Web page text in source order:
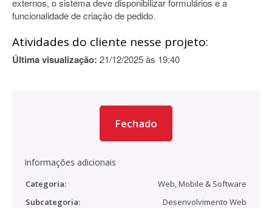
externos, o sistema deve disponibilizar formulários e a
funcionalidade de criação de pedido.
Atividades do cliente nesse projeto:
Última visualização: 21/12/2025 às 19:40
Fechado
Informações adicionais
Categoria:
Web, Mobile & Software
Subcategoria:
Desenvolvimento Web